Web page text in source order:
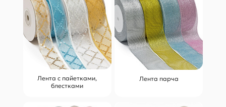
Лента с пайетками,
блестками
Лента парча